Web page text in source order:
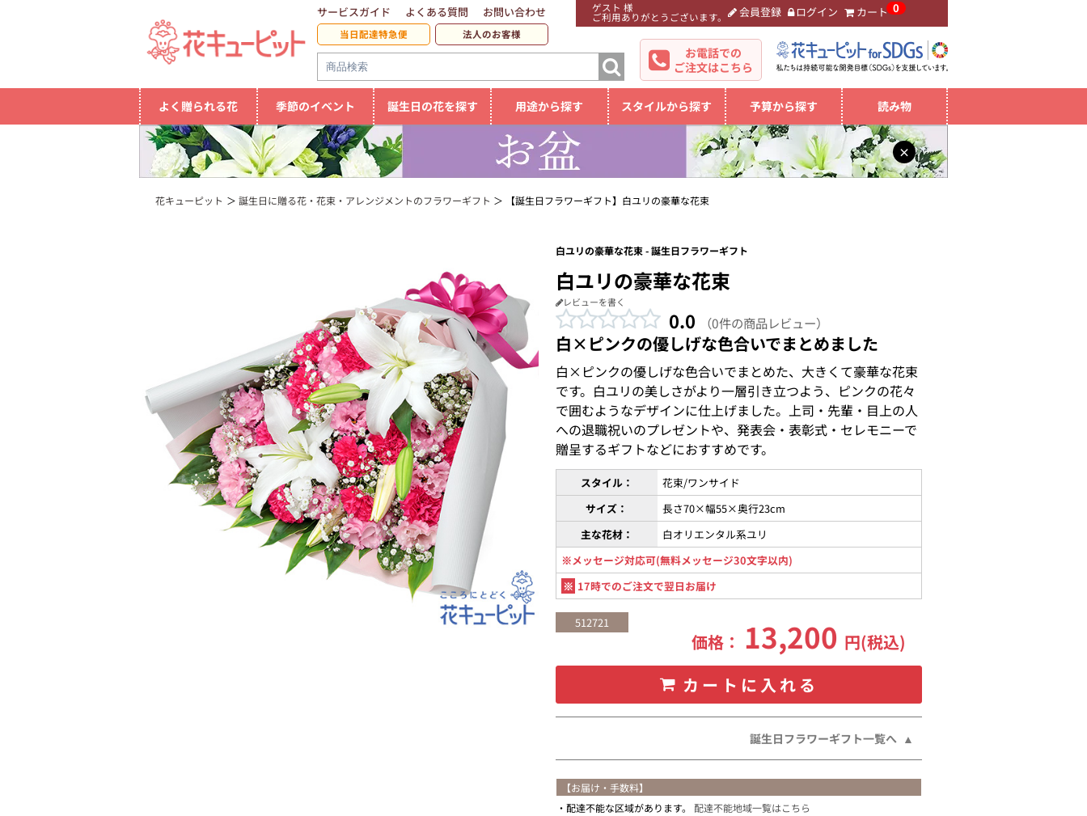
ゲスト 様
ご利用ありがとうございます。 会員登録 ログイン カート 0
サービスガイド よくある質問 お問い合わせ
当日配達特急便 法人のお客様
お電話での
ご注文はこちら
よく贈られる花 季節のイベント 誕生日の花を探す 用途から探す スタイルから探す 予算から探す 読み物
×
花キューピット 誕生日に贈る花・花束・アレンジメントのフラワーギフト 【誕生日フラワーギフト】白ユリの豪華な花束
白ユリの豪華な花束 - 誕生日フラワーギフト
白ユリの豪華な花束
レビューを書く
0.0 （0件の商品レビュー）
白×ピンクの優しげな色合いでまとめました
白×ピンクの優しげな色合いでまとめた、大きくて豪華な花束
です。白ユリの美しさがより一層引き立つよう、ピンクの花々
で囲むようなデザインに仕上げました。上司・先輩・目上の人
への退職祝いのプレゼントや、発表会・表彰式・セレモニーで
贈呈するギフトなどにおすすめです。
スタイル：
花束/ワンサイド
サイズ：
長さ70×幅55×奥行23cm
主な花材：
白オリエンタル系ユリ
※メッセージ対応可(無料メッセージ30文字以内)
※ 17時でのご注文で翌日お届け
512721
価格： 13,200 円(税込)
カートに入れる
誕生日フラワーギフト一覧へ
【お届け・手数料】
配達不能な区域があります。 配達不能地域一覧はこちら